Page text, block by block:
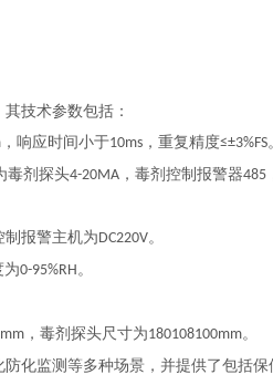
技术参数包括：
，响应时间小于10ms ，重复精度≤±3%FS
毒剂探头4-20MA ，毒剂控制报警器485
制报警主机为DC220V。
为0-95%RH。
，毒剂探头尺寸为180108100mm。
化监测等多种场景，并提供了包括